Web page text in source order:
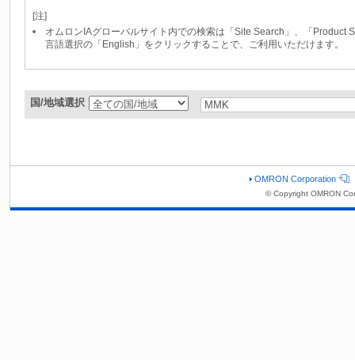
[注]
オムロンIAグローバルサイト内での検索は「Site Search」、「Product
言語選択の「English」をクリックすることで、ご利用いただけます。
国/地域選択
OMRON Corporation
© Copyright OMRON